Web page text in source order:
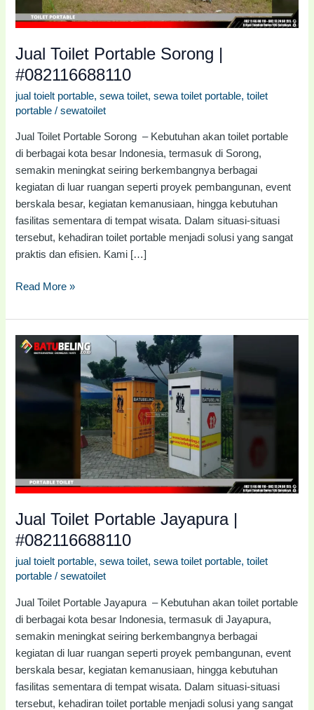
Jual Toilet Portable Sorong |
#082116688110
jual toielt portable,sewa toilet,sewa toilet portable,toilet
portable /sewatoilet
Jual Toilet Portable Sorong – Kebutuhan akan toilet portable
di berbagai kota besar Indonesia, termasuk di Sorong,
semakin meningkat seiring berkembangnya berbagai
kegiatan di luar ruangan seperti proyek pembangunan, event
berskala besar, kegiatan kemanusiaan, hingga kebutuhan
fasilitas sementara di tempat wisata. Dalam situasi-situasi
tersebut, kehadiran toilet portable menjadi solusi yang sangat
praktis dan efisien. Kami […]
Read More »
Jual Toilet Portable Jayapura |
#082116688110
jual toielt portable,sewa toilet,sewa toilet portable,toilet
portable /sewatoilet
Jual Toilet Portable Jayapura – Kebutuhan akan toilet portable
di berbagai kota besar Indonesia, termasuk di Jayapura,
semakin meningkat seiring berkembangnya berbagai
kegiatan di luar ruangan seperti proyek pembangunan, event
berskala besar, kegiatan kemanusiaan, hingga kebutuhan
fasilitas sementara di tempat wisata. Dalam situasi-situasi
tersebut, kehadiran toilet portable menjadi solusi yang sangat
Jual
Portable
Jayapura
#082116688110